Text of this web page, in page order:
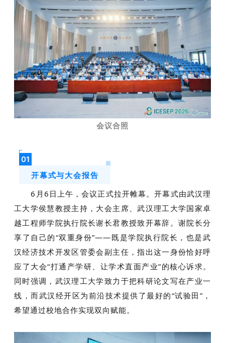
会议合照
01
开幕式与大会报告
6月6日上午，会议正式拉开帷幕。开幕式由武汉理
工大学侯慧教授主持，大会主席、武汉理工大学国家卓
越工程师学院执行院长谢长君教授致开幕辞。 谢院长分
享了自己的“双重身份”——既是学院执行院长，也是武
汉经济技术开发区管委会副主任，指出这一身份恰好呼
应了大会“打通产学研、让学术直面产业”的核心诉求。
同时强调，武汉理工大学致力于把科研论文写在产业一
线，而武汉经开区为前沿技术提供了最好的“试验田”，
希望通过校地合作实现双向赋能。